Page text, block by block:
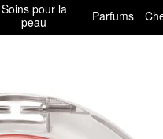
Soins pour la
peau
Parfums